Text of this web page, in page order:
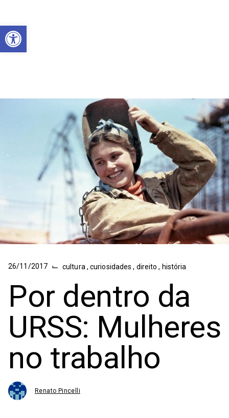
Abrir a barra de ferramentas
26/11/2017 ⌙ cultura ,curiosidades, direito, história
Por dentro da
URSS: Mulheres
no trabalho
Renato Pincelli